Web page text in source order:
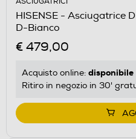
aprirà
il
Calcolatore
di
energetico
di
Youreko.
HISENSE - Asciugatrice
D-Bianco
€ 479,00
Acquisto online: disponibile
Ritiro in negozio in 30'